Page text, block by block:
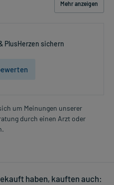
Mehr anzeigen
PlusHerzen sichern
um Meinungen unserer
durch einen Arzt oder
haben, kauften auch: